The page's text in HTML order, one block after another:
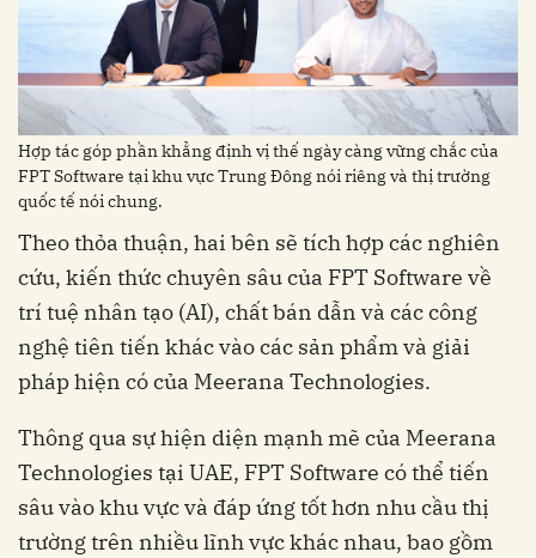
Hợp tác góp phần khẳng định vị thế ngày càng vững chắc của
FPT Software tại khu vực Trung Đông nói riêng và thị trường
quốc tế nói chung.
cứu, kiến thức chuyên sâu của FPT Software về
trí tuệ nhân tạo (AI), chất bán dẫn và các công
nghệ tiên tiến khác vào các sản phẩm và giải
pháp hiện có của Meerana Technologies.
Thông qua sự hiện diện mạnh mẽ của Meerana
Technologies tại UAE, FPT Software có thể tiến
sâu vào khu vực và đáp ứng tốt hơn nhu cầu thị
trường trên nhiều lĩnh vực khác nhau, ‏‏bao gồm